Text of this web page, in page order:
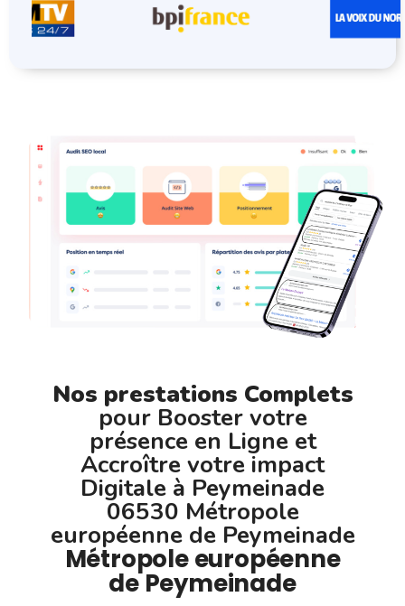
Nos prestations Complets
pour Booster votre
présence en Ligne et
Accroître votre impact
Digitale à Peymeinade
06530 Métropole
européenne de Peymeinade
Métropole européenne
de Peymeinade